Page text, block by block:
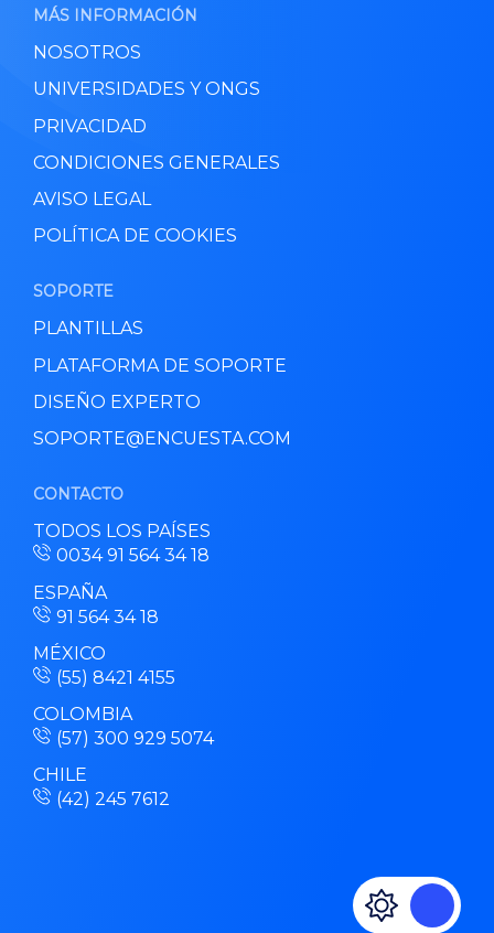
MÁS INFORMACIÓN
NOSOTROS
UNIVERSIDADES Y ONGS
PRIVACIDAD
CONDICIONES GENERALES
AVISO LEGAL
POLÍTICA DE COOKIES
SOPORTE
PLANTILLAS
PLATAFORMA DE SOPORTE
DISEÑO EXPERTO
SOPORTE@ENCUESTA.COM
CONTACTO
TODOS LOS PAÍSES
0034 91 564 34 18
ESPAÑA
91 564 34 18
MÉXICO
(55) 8421 4155
COLOMBIA
(57) 300 929 5074
CHILE
(42) 245 7612